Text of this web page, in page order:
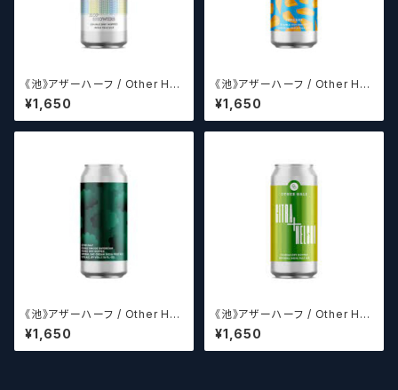
《池》アザーハーフ / Other Hal
f Hop Showers 【クラフトビー
ルシザーズ】
¥1,650
《池》アザーハーフ / Other Hal
f DDH Cheddar 【クラフトビー
ルシザーズ】
¥1,650
《池》アザーハーフ / Other Hal
f Double Simcoe Daydrea
m 【クラフトビールシザーズ】
¥1,650
《池》アザーハーフ / Other Hal
f Citra + Nelson 【クラフトビ
ールシザーズ】
¥1,650